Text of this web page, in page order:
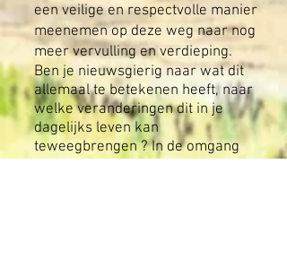
een veilige en respectvolle manier
meenemen op deze weg naar nog
meer vervulling en verdieping.
Ben je nieuwsgierig naar wat dit
allemaal te betekenen heeft, naar
welke veranderingen dit in je
dagelijks leven kan
teweegbrengen ? In de omgang